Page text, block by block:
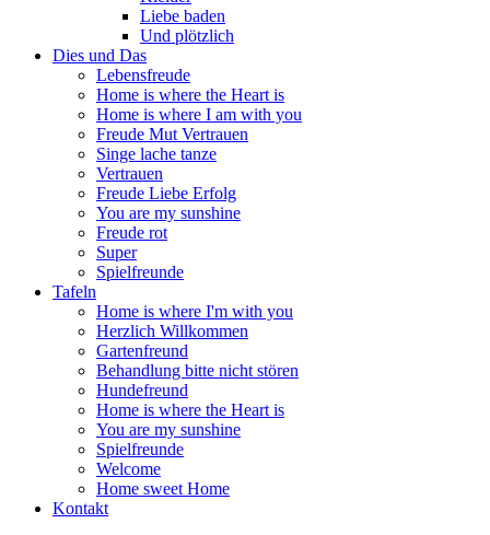
Liebe baden
Und plötzlich
Dies und Das
Lebensfreude
Home is where the Heart is
Home is where I am with you
Freude Mut Vertrauen
Singe lache tanze
Vertrauen
Freude Liebe Erfolg
You are my sunshine
Freude rot
Super
Spielfreunde
Tafeln
Home is where I'm with you
Herzlich Willkommen
Gartenfreund
Behandlung bitte nicht stören
Hundefreund
Home is where the Heart is
You are my sunshine
Spielfreunde
Welcome
Home sweet Home
Kontakt